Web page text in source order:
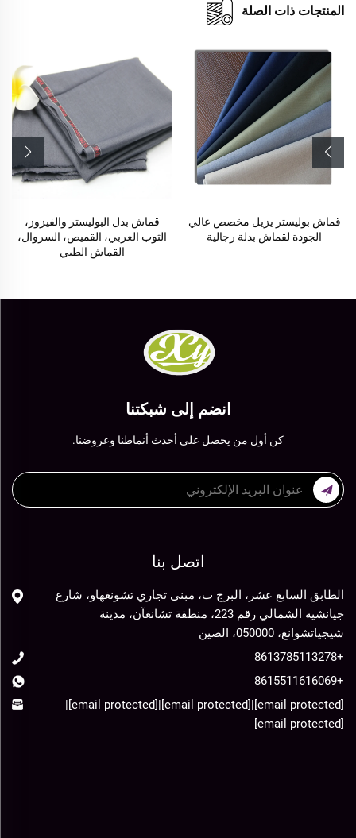
المنتجات ذات الصلة
قماش بوليستر يزيل مخصص عالي
الجودة لقماش بدلة رجالية
قماش بدل البوليستر والفيزوز،
الثوب العربي، القميص، السروال،
القماش الطبي
انضم إلى شبكتنا
كن أول من يحصل على أحدث أنماطنا وعروضنا.
اتصل بنا
الطابق السابع عشر، البرج ب، مبنى تجاري تشونغهاو، شارع
جيانشيه الشمالي رقم 223، منطقة تشانغآن، مدينة
شيجياتشوانغ، 050000، الصين
+8613785113278
+8615511616069
[email protected]
|
[email protected]
|
[email protected]
|
[email protected]